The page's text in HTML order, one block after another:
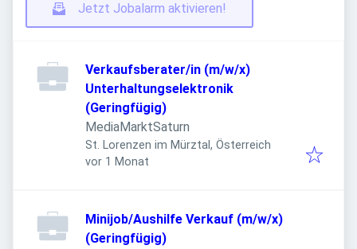
Jetzt Jobalarm aktivieren!
Verkaufsberater/in (m/w/x)
Unterhaltungselektronik
(Geringfügig)
MediaMarktSaturn
St. Lorenzen im Mürztal, Österreich
Veröffentlicht
vor 1 Monat
Minijob/Aushilfe Verkauf (m/w/x)
(Geringfügig)